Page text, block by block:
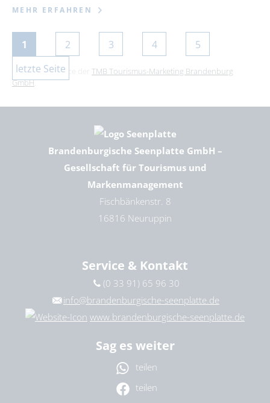
MEHR ERFAHREN
1 2 3 4
5
letzte Seite
Dies ist ein Service der TMB Tourismus-Marketing Brandenburg
GmbH.
Brandenburgische Seenplatte GmbH –
Gesellschaft für Tourismus und
Markenmanagement
Fischbänkenstr. 8
16816 Neuruppin
Service & Kontakt
(0 33 91) 65 96 30
info@brandenburgische-seenplatte.de
www.brandenburgische-seenplatte.de
Sag es weiter
teilen
teilen